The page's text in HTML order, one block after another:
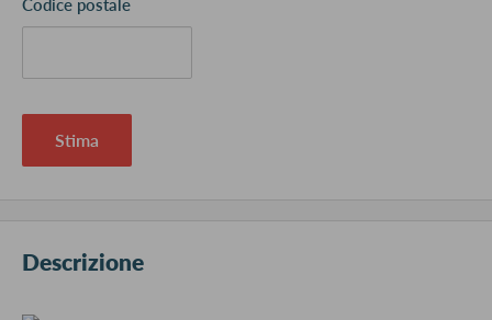
Codice postale
Stima
Descrizione